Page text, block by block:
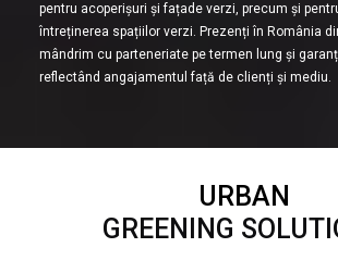
pentru acoperișuri și fațade verzi, precum și
întreținerea spațiilor verzi. Prezenți în România
mândrim cu parteneriate pe termen lung și
reflectând angajamentul față de clienți și mediu.
URBAN
GREENING